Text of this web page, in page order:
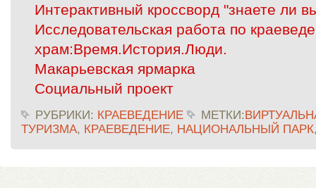
Интерактивный кроссворд "знаете ли
Исследовательская работа по
храм:Время.История.Люди.
Макарьевская ярмарка
Социальный проект
РУБРИКИ: КРАЕВЕДЕНИЕ МЕТКИ:
ТУРИЗМА, КРАЕВЕДЕНИЕ, НАЦИОНАЛЬНЫЙ ПАРК